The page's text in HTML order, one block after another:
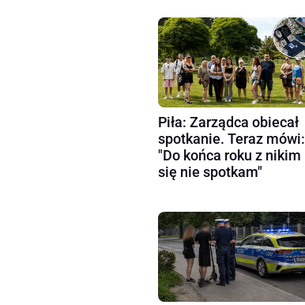
Piła: Zarządca obiecał
spotkanie. Teraz mówi:
"Do końca roku z nikim
się nie spotkam"